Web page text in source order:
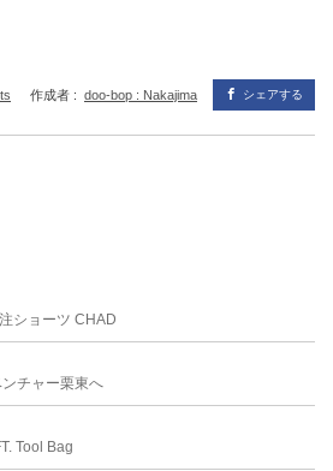
シェアする
作成者 : doo-bop : Nakajima
ショーツ CHAD
チャー栗東へ
Tool Bag